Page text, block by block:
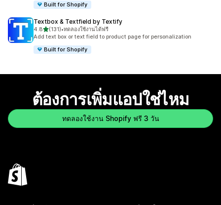
Built for Shopify
Textbox & Textfield by Textify
4.8เต็ม 5 ดาว
(131)
ทั้งหมด 131 รีวิว
•ทดลองใช้งานได้ฟรี
Add text box or text field to product page for personalization
Built for Shopify
ต้องการเพิ่มแอปใช่ไหม
ทดลองใช้งาน Shopify ฟรี 3 วัน